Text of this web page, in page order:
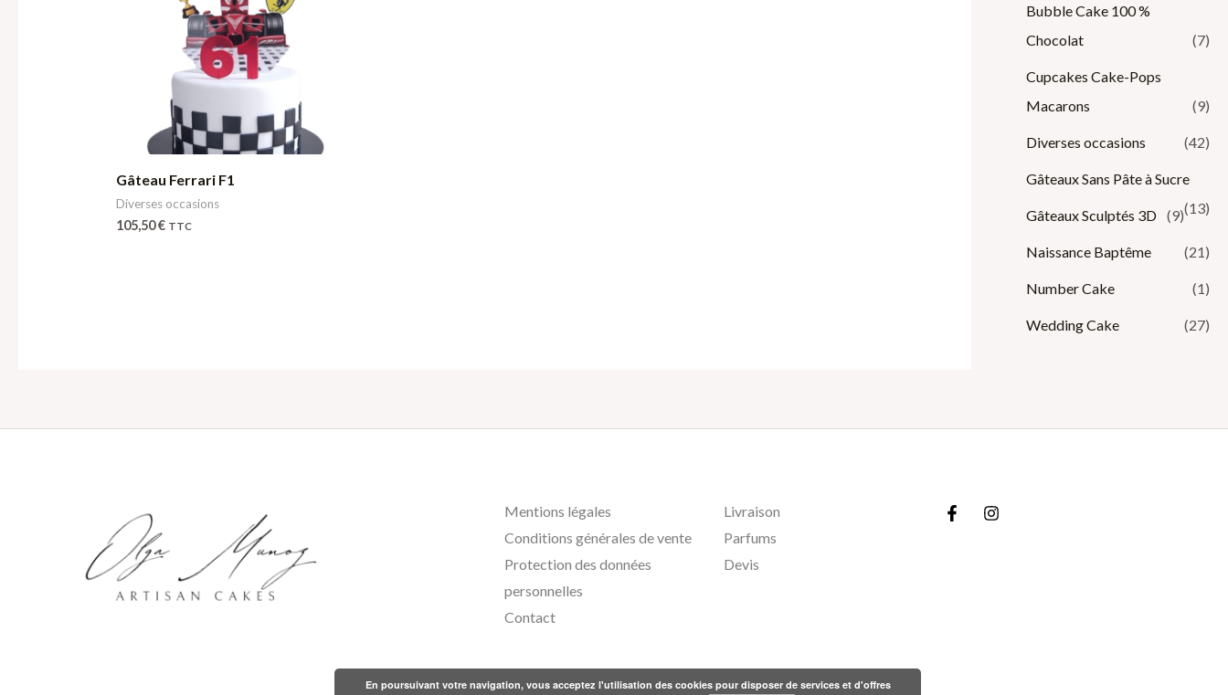
Gâteau Ferrari F1
Diverses occasions
105,50€ TTC
Bubble Cake 100 %
Chocolat
(7)
Cupcakes Cake-Pops
Macarons
(9)
Diverses occasions (42)
Gâteaux Sans Pâte à Sucre
(13)
Gâteaux Sculptés 3D (9)
Naissance Baptême (21)
Number Cake (1)
Wedding Cake (27)
Mentions légales
Conditions générales de vente
Protection des données
personnelles
Contact
Livraison
Parfums
Devis
En poursuivant votre navigation, vous acceptez l'utilisation des cookies pour disposer de services et d'offres